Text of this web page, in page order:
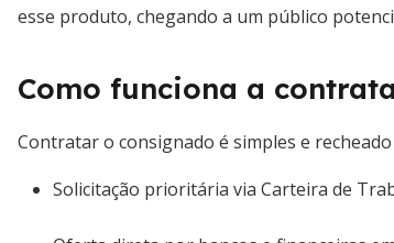
esse produto, chegando a um público
Como funciona a
Contratar o consignado é simples e
Solicitação prioritária via Carteira de